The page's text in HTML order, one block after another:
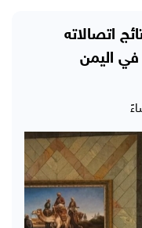
اتصالاته
في اليمن